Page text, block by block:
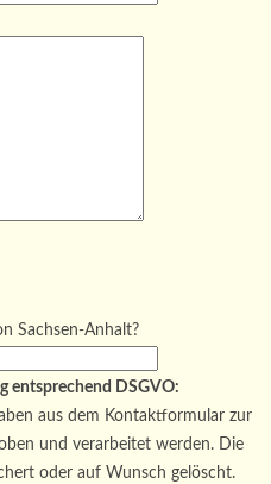
Sachsen-Anhalt?
entsprechend DSGVO:
aus dem Kontaktformular zur
und verarbeitet werden. Die
oder auf Wunsch gelöscht.